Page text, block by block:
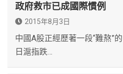
政府救市已成國際慣例
2015年8月3日
中國A股正經歷著一段“難熬”
日滬指跌…